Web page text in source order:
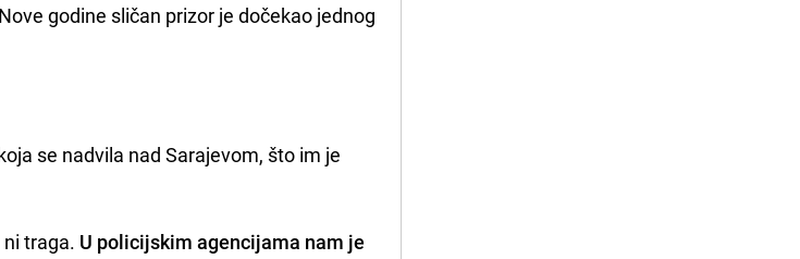
godine sličan prizor je dočekao jednog
se nadvila nad Sarajevom, što im je
traga. U policijskim agencijama nam je